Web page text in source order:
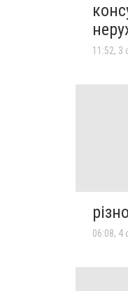
11:52, 3
06:08, 4